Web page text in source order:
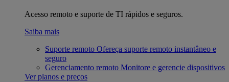
Acesso remoto e suporte de TI rápidos e seguros.
Saiba mais
Suporte remoto Ofereça suporte remoto instantâneo e
seguro
Gerenciamento remoto Monitore e gerencie dispositivos
Ver planos e preços